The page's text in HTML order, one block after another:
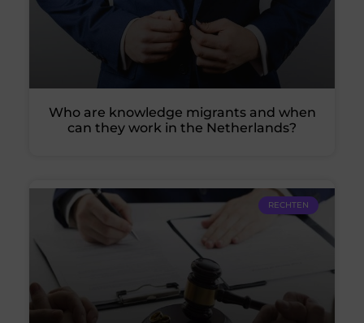
Who are knowledge migrants and when
can they work in the Netherlands?
RECHTEN